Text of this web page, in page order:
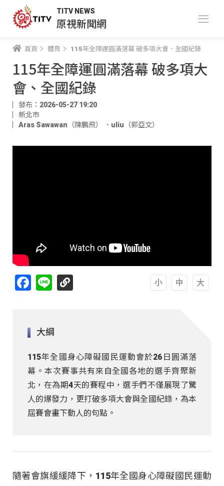
TITV NEWS
原視新聞網
首頁 體育 115年全障運圓滿落幕 破多項大會、全國紀錄
115年全障運圓滿落幕 破多項大
會、全國紀錄
發布：2026-05-27 19:20
新北市
Aras Sawawan（陳鵬飛）
、 uliu（郭亞文）
Facebook
Line
大綱
115年全國身心障礙國民運動會於26日圓滿落
幕。本次賽事共有來自全國各地的選手齊聚新
北，在為期4天的賽程中，選手們不僅展現了驚
人的爆發力，更打破多項大會與全國紀錄，為本
屆賽會畫下動人的句點。
隨著會旗緩緩降下，115年全國身心障礙國民運動